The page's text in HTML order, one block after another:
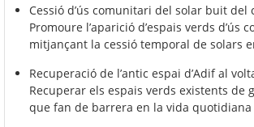
Cessió d’ús comunitari del solar buit del
Promoure l’aparició d’espais verds d’ús
mitjançant la cessió temporal de solars
Recuperació de l’antic espai d’Adif al
Recuperar els espais verds existents de
que fan de barrera en la vida quotidiana